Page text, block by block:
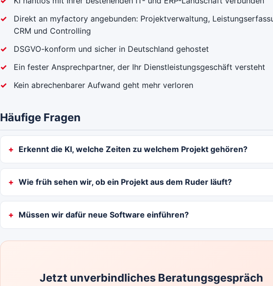
Direkt an myfactory angebunden: Projektverwaltung,
CRM und Controlling
DSGVO-konform und sicher in Deutschland gehostet
Ein fester Ansprechpartner, der Ihr Dienstleistungsgeschäft versteht
Kein abrechenbarer Aufwand geht mehr verloren
Häufige Fragen
Erkennt die KI, welche Zeiten zu welchem Projekt gehören?
Wie früh sehen wir, ob ein Projekt aus dem Ruder läuft?
Müssen wir dafür neue Software einführen?
Jetzt unverbindliches Beratungsgespräch